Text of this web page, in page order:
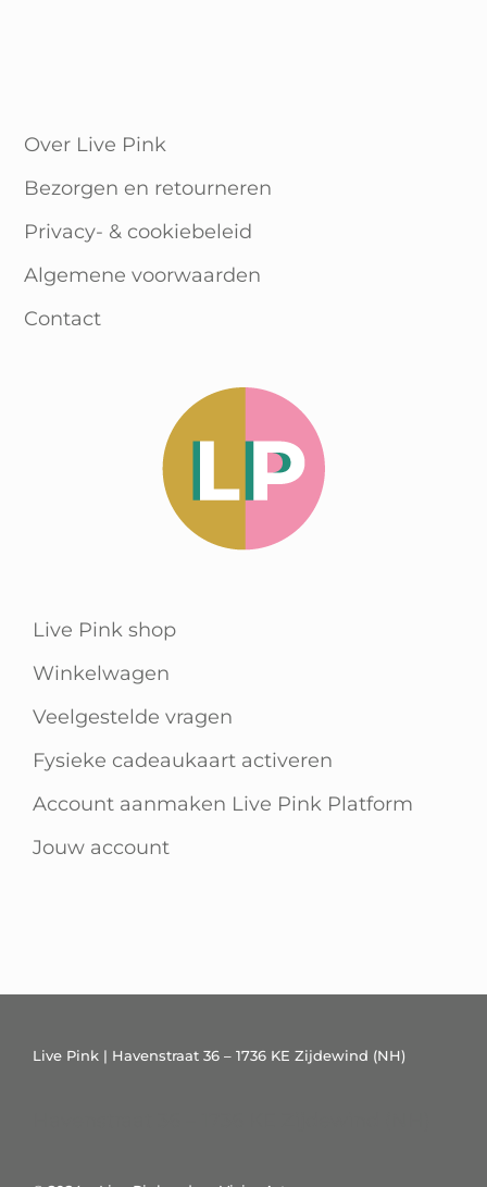
Over Live Pink
Bezorgen en retourneren
Privacy- & cookiebeleid
Algemene voorwaarden
Contact
Live Pink shop
Winkelwagen
Veelgestelde vragen
Fysieke cadeaukaart activeren
Account aanmaken Live Pink Platform
Jouw account
Live Pink | Havenstraat 36 – 1736 KE Zijdewind (NH)